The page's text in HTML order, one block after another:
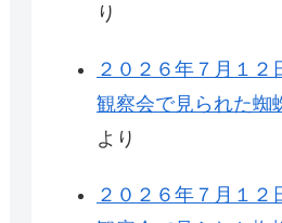
り
２０２６年７月１２
観察会で見られた蜘
より
２０２６年７月１２